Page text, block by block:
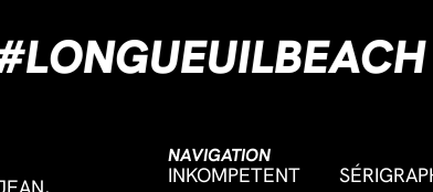
NAVIGATION
INKOMPETENT